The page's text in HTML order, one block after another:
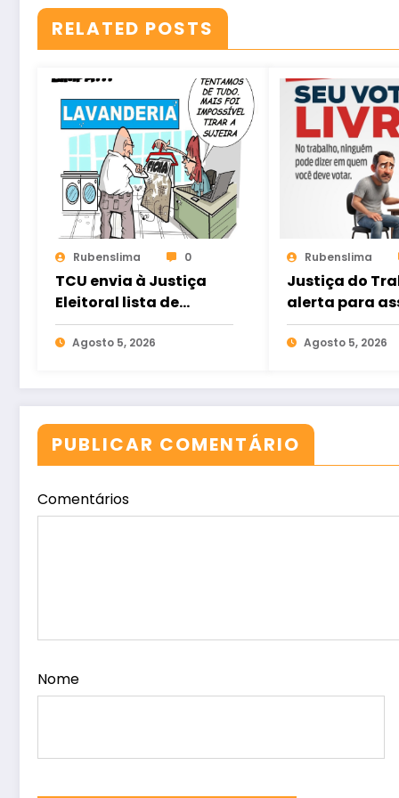
RELATED POSTS
Rubenslima 0
TCU envia à Justiça
Eleitoral lista de
gestores com contas
rejeitadas
Agosto 5, 2026
Rubenslima
Justiça do
alerta para
eleitoral e
direito ao voto
trabalho
Agosto 5, 2026
PUBLICAR COMENTÁRIO
Comentários
Nome